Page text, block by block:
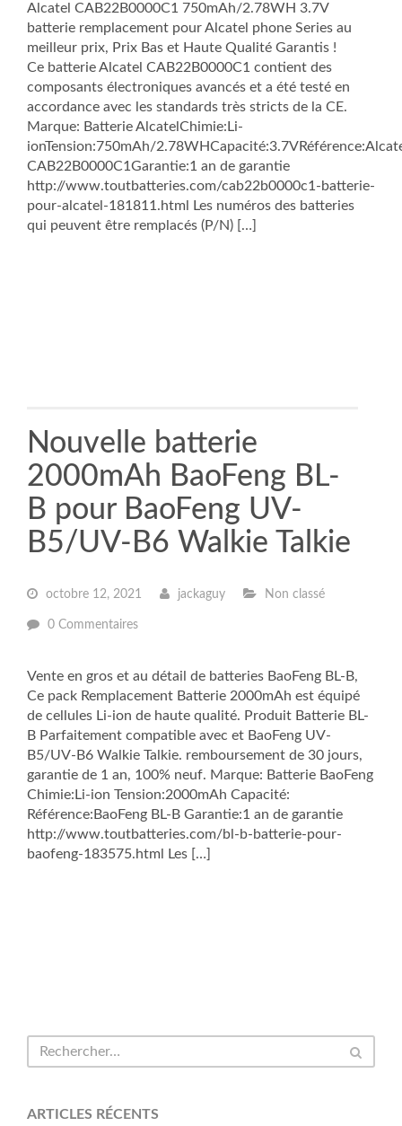
Alcatel CAB22B0000C1 750mAh/2.78WH 3.7V
batterie remplacement pour Alcatel phone Series au
meilleur prix, Prix Bas et Haute Qualité Garantis !
Ce batterie Alcatel CAB22B0000C1 contient des
composants électroniques avancés et a été testé en
accordance avec les standards très stricts de la CE.
Marque: Batterie AlcatelChimie:Li-
ionTension:750mAh/
CAB22B0000C1Garantie:1 an de garantie
http://www.toutbatteries.com/cab22b0000c1-batterie-
pour-alcatel-181811.html Les numéros des batteries
qui peuvent être remplacés (P/N) […]
Nouvelle batterie
2000mAh BaoFeng BL-
B pour BaoFeng UV-
B5/UV-B6 Walkie Talkie
octobre 12, 2021 jackaguy Non classé
0 Commentaires
Vente en gros et au détail de batteries BaoFeng BL-B,
Ce pack Remplacement Batterie 2000mAh est équipé
de cellules Li-ion de haute qualité. Produit Batterie BL-
B Parfaitement compatible avec et BaoFeng UV-
B5/UV-B6 Walkie Talkie. remboursement de 30 jours,
garantie de 1 an, 100% neuf. Marque: Batterie BaoFeng
Chimie:Li-ion Tension:2000mAh Capacité:
Référence:BaoFeng BL-B Garantie:1 an de garantie
http://www.toutbatteries.com/bl-b-batterie-pour-
baofeng-183575.html Les […]
ARTICLES RÉCENTS